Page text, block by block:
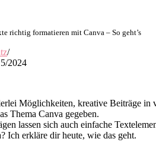
richtig formatieren mit Canva – So geht’s
2024
Möglichkeiten, kreative Beiträge in
Thema Canva gegeben.
lassen sich auch einfache
Ich erkläre dir heute, wie das geht.